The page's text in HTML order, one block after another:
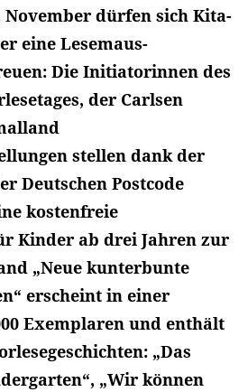
November dürfen sich Kita-
eine Lesemaus-
Die Initiatorinnen des
der Carlsen
stellen dank der
Deutschen Postcode
kostenfreie
Kinder ab drei Jahren zur
„Neue kunterbunte
erscheint in einer
Exemplaren und enthält
„Das
„Wir können